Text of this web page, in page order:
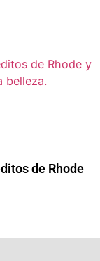
de Rhode